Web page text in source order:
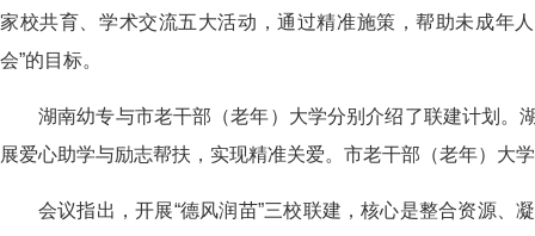
家校共育、学术交流五大活动 ，通过精准施策，帮助未成年
会”的目标。
湖南幼专与市老干部（老年）大学分别介绍了联建计划 。
展爱心助学与励志帮扶， 实现精准关爱。市老干部 （老年） 大学
会议指出 ，开展“德风润苗”三校联建，核心是整合资源、